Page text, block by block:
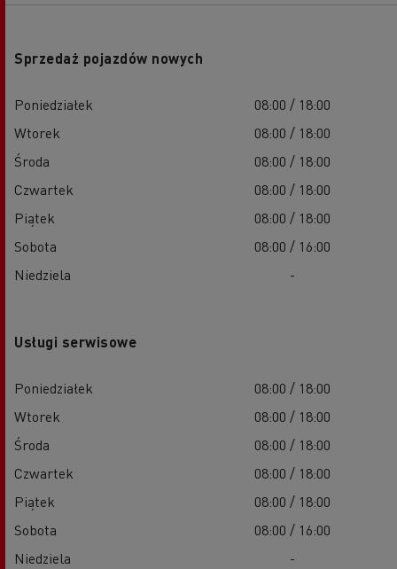
Sprzedaż pojazdów nowych
Poniedziałek
08:00 / 18:00
Wtorek
08:00 / 18:00
Środa
08:00 / 18:00
Czwartek
08:00 / 18:00
Piątek
08:00 / 18:00
Sobota
08:00 / 16:00
Niedziela
-
Usługi serwisowe
Poniedziałek
08:00 / 18:00
Wtorek
08:00 / 18:00
Środa
08:00 / 18:00
Czwartek
08:00 / 18:00
Piątek
08:00 / 18:00
Sobota
08:00 / 16:00
Niedziela
-